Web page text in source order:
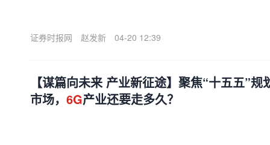
证券时报网 赵发新 04-20 12:39
【谋篇向未来 产业新征途】聚焦“十五五”
市场， 6G产业还要走多久？